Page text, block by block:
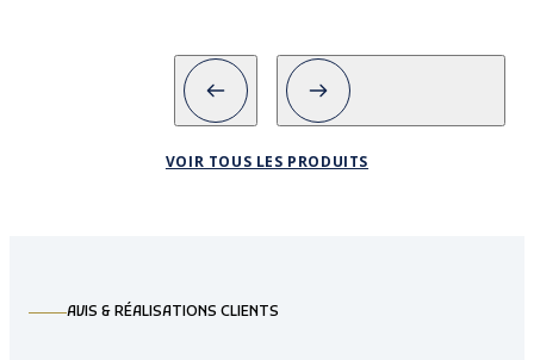
VOIR TOUS LES PRODUITS
AVIS & RÉALISATIONS CLIENTS